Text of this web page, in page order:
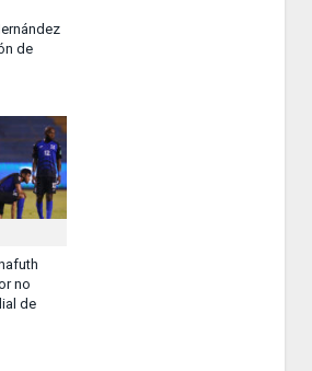
de
no
de